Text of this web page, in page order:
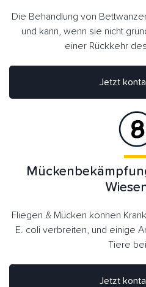
Die Behandlung von
und kann, wenn sie nicht
einer Rückkehr
Jetzt
Jetzt
Fliegen & Mücken können
E. coli verbreiten, und einige
Tiere